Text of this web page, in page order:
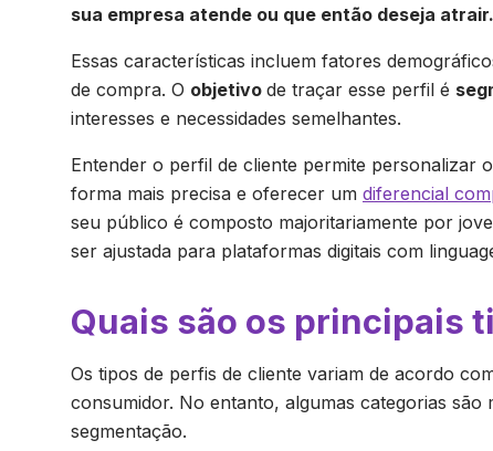
sua empresa atende ou que então deseja atrair.
Essas características incluem fatores
de compra. O objetivo de traçar esse perfil é
interesses e necessidades semelhantes.
Entender o perfil de cliente permite personalizar
forma mais precisa e oferecer um diferencial
seu público é composto majoritariamente por
ser ajustada para plataformas digitais com
Quais são os principais
Os tipos de perfis de cliente variam de acordo
consumidor. No entanto, algumas categorias
segmentação.